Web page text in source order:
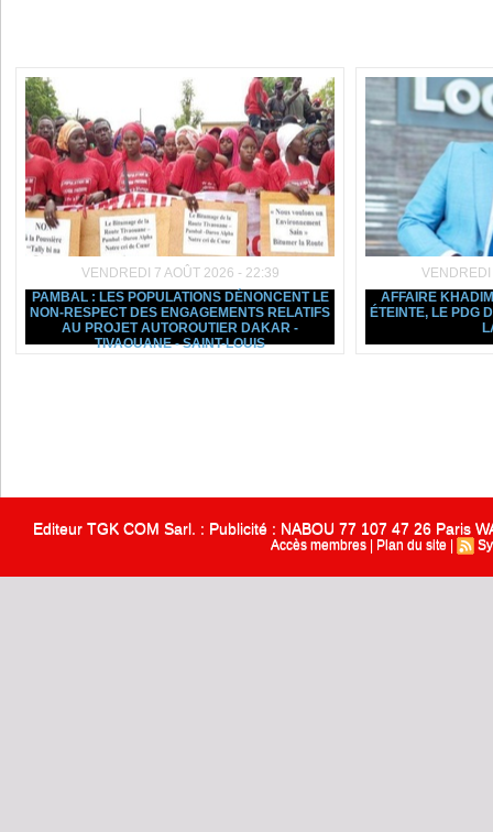
VENDREDI 7 AOÛT 2026 - 22:39
PAMBAL : LES POPULATIONS DÉNONCENT LE
NON-RESPECT DES ENGAGEMENTS RELATIFS
AU PROJET AUTOROUTIER DAKAR -
TIVAOUANE - SAINT-LOUIS
AFFAIRE
ÉTEINTE, LE PDG
Editeur TGK COM Sarl. : Publicité : NABOU 77 107 47 26 Paris
Accès membres Plan du site